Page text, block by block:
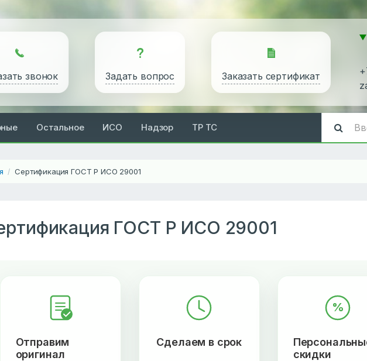
звонок Задать вопрос Заказать сертификат
Остальное ИСО Надзор ТР ТС
/ Сертификация ГОСТ Р ИСО 29001
ГОСТ Р ИСО 29001
Отправим
оригинал
Сделаем в срок
%
скидки